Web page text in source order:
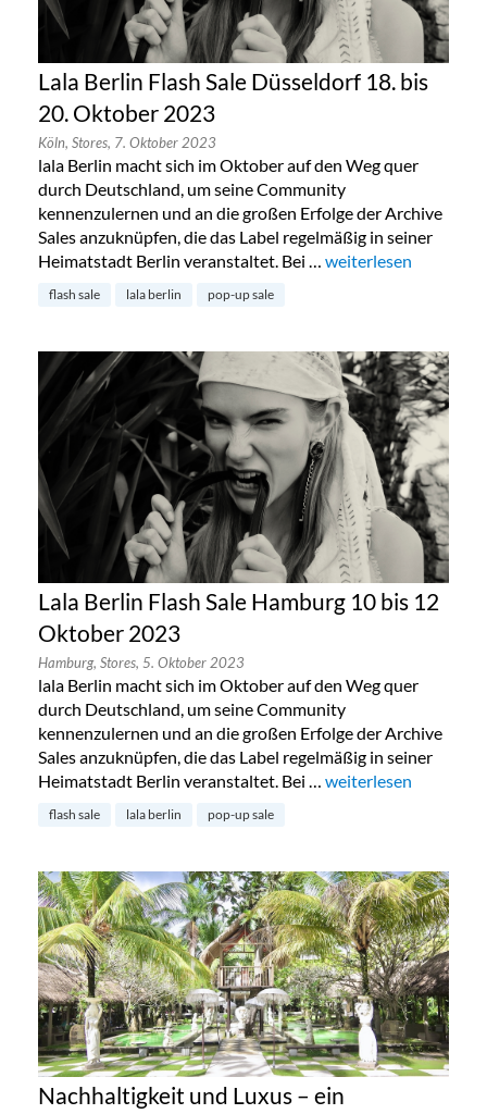
Lala Berlin Flash Sale Düsseldorf 18. bis
20. Oktober 2023
Köln, Stores, 7. Oktober 2023
lala Berlin macht sich im Oktober auf den Weg quer
durch Deutschland, um seine Community
kennenzulernen und an die großen Erfolge der Archive
Sales anzuknüpfen, die das Label regelmäßig in seiner
Heimatstadt Berlin veranstaltet. Bei … „Lala Berlin Flash
weiterlesen
flash sale lala berlin pop-up sale
Lala Berlin Flash Sale Hamburg 10 bis 12
Oktober 2023
Hamburg, Stores, 5. Oktober 2023
lala Berlin macht sich im Oktober auf den Weg quer
durch Deutschland, um seine Community
kennenzulernen und an die großen Erfolge der Archive
Sales anzuknüpfen, die das Label regelmäßig in seiner
Heimatstadt Berlin veranstaltet. Bei … „Lala Berlin Flash
weiterlesen
flash sale lala berlin pop-up sale
Nachhaltigkeit und Luxus – ein